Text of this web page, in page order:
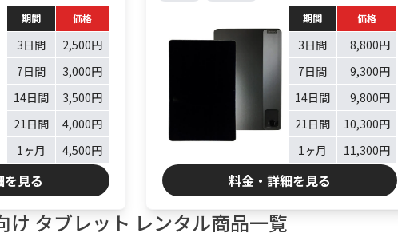
期間
価格
3日間
2,500円
7日間
3,000円
14日間
3,500円
21日間
4,000円
1ヶ月
4,500円
見る
期間
価格
3日間
8,800円
7日間
9,300円
14日間
9,800円
21日間
10,300円
1ヶ月
11,300円
料金・詳細を見る
け タブレット レンタル商品一覧